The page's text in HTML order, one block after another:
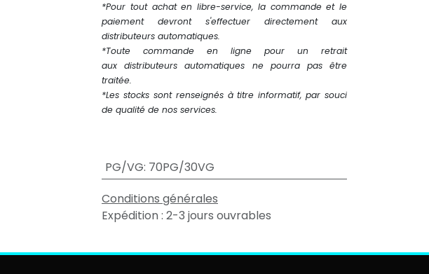
*Pour tout achat en libre-service, la commande et le
paiement devront s'effectuer directement aux
distributeurs automatiques.
*Toute commande en ligne pour un retrait
aux distributeurs automatiques ne pourra pas être
traitée.
*Les stocks sont renseignés à titre informatif, par souci
de qualité de nos services.
PG/VG: 70PG/30VG
Conditions générales
Expédition : 2-3 jours ouvrables